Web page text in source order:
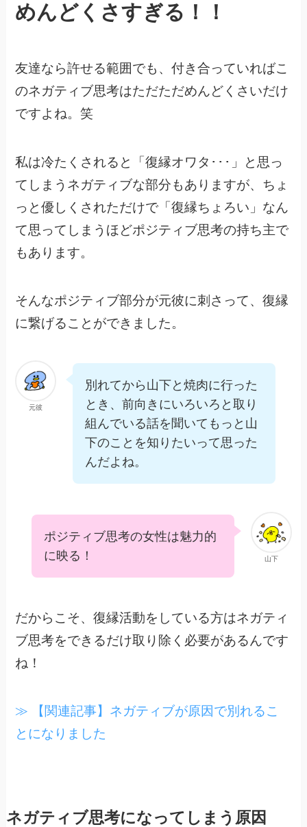
めんどくさすぎる！！
友達なら許せる範囲でも、付き合っていればこ
のネガティブ思考はただただめんどくさいだけ
ですよね。笑
私は冷たくされると「復縁オワタ･･･」と思っ
てしまうネガティブな部分もありますが、ちょ
っと優しくされただけで「復縁ちょろい」なん
て思ってしまうほどポジティブ思考の持ち主で
もあります。
そんなポジティブ部分が元彼に刺さって、復縁
に繋げることができました。
元彼
別れてから山下と焼肉に行った
とき、前向きにいろいろと取り
組んでいる話を聞いてもっと山
下のことを知りたいって思った
んだよね。
山下
ポジティブ思考の女性は魅力的
に映る！
だからこそ、復縁活動をしている方はネガティ
ブ思考をできるだけ取り除く必要があるんです
ね！
≫ 【関連記事】ネガティブが原因で別れるこ
とになりました
ネガティブ思考になってしまう原因